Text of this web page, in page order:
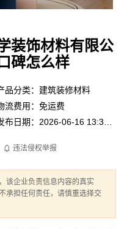
装饰材料有限公
碑怎么样
品分类：建筑装修材料
流费用：免运费
违法侵权举报
该企业负责信息内容的真实
承担任何责任，请慎重选择交